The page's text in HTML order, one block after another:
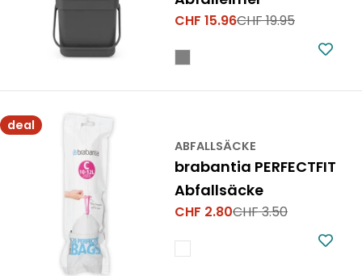
Verkaufspreis
CHF 15.96
RegulärerCHF 19.95
deal
ABFALLSÄCKE
brabantia PERFECTFIT
Abfallsäcke
Verkaufspreis
CHF 2.80
RegulärerCHF 3.50